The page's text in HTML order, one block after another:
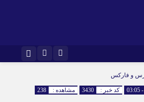
و فارکس
کد خبر : 3430 مشاهده : 238